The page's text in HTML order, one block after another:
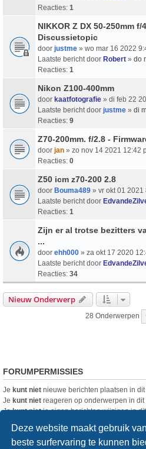
Deze website maakt gebruik
beste surfervaring te kunnen
Reacties: 1
NIKKOR Z DX 50-250mm
Discussietopic
door justme » wo mar 16 2022
Laatste bericht door Robert » do
Reacties: 1
Nikon Z100-400mm
door kaatfotografie » di feb 22
Laatste bericht door justme » di
Reacties: 9
Z70-200mm. f/2.8 -
door jan » zo nov 14 2021 12:42
Reacties: 0
Z50 icm z70-200 2.8
door Bouma489 » vr okt 01 2021
Laatste bericht door
Reacties: 1
Zijn er al trotse bezitters
...
door ehh000 » za okt 17 2020
Laatste bericht door
Reacties: 34
Nieuw Onderwerp
28 Onderwerpen
FORUMPERMISSIES
Je kunt niet nieuwe berichten plaatsen in dit
Je kunt niet reageren op onderwerpen in dit
Jekunt nietje eigen berichten wijzigen in